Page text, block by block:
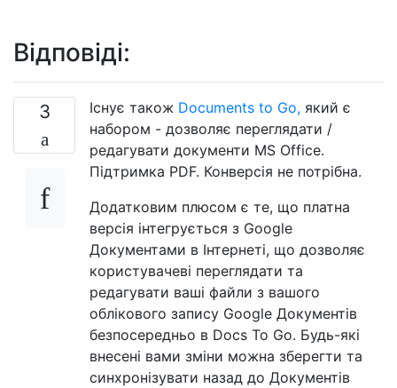
Відповіді:
3 Існує також Documents to Go, який є
набором - дозволяє переглядати /
редагувати документи MS Office.
Підтримка PDF. Конверсія не потрібна.
Додатковим плюсом є те, що платна
версія інтегрується з Google
Документами в Інтернеті, що дозволяє
користувачеві переглядати та
редагувати ваші файли з вашого
облікового запису Google Документів
безпосередньо в Docs To Go. Будь-які
внесені вами зміни можна зберегти та
синхронізувати назад до Документів